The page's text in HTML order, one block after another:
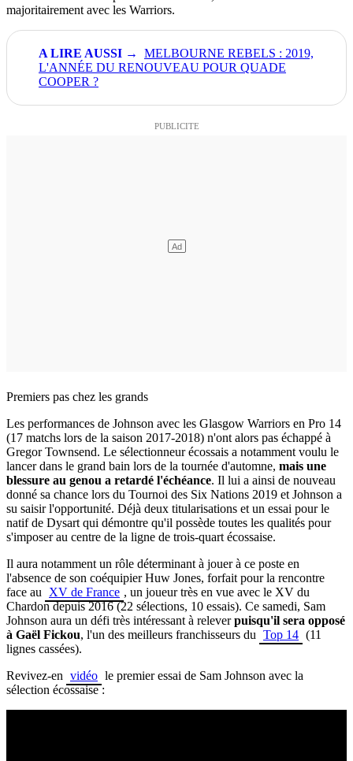
majoritairement avec les Warriors.
MELBOURNE REBELS : 2019,
L'ANNÉE DU RENOUVEAU POUR QUADE
COOPER ?
Premiers pas chez les grands
Les performances de Johnson avec les Glasgow Warriors en Pro 14
(17 matchs lors de la saison 2017-2018) n'ont alors pas échappé à
GregorTownsend. Le sélectionneur écossais a notamment voulu le
lancer dans le grand bain lors de la tournée d'automne, mais une
blessure au genou a retardé l'échéance. Il lui a ainsi de nouveau
donné sa chance lors du Tournoi des Six Nations 2019 et Johnson a
su saisir l'opportunité. Déjà deux titularisations et un essai pour le
natif de Dysart qui démontre qu'il possède toutes les qualités pour
s'imposer au centre de la ligne de trois-quart écossaise.
Il aura notamment un rôle déterminant à jouer à ce poste en
l'absence de son coéquipierHuw Jones, forfait pour la rencontre
face au
XV de France , un joueur très en vue avec le XV du
Chardon depuis 2016(22 sélections, 10 essais). Ce samedi, Sam
Johnson aura un défi très intéressant à releverpuisqu'il sera opposé
à Gaël Fickou, l'un des meilleurs franchisseurs du Top 14 (11
lignes cassées).
Revivez-en vidéo le premier essai de Sam Johnson avec la
sélection écossaise :